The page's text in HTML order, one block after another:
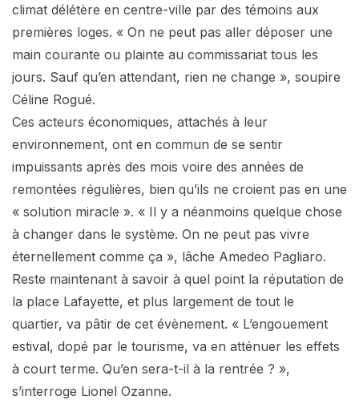
climat délétère en centre-ville par des témoins aux
premières loges. « On ne peut pas aller déposer une
main courante ou plainte au commissariat tous les
jours. Sauf qu’en attendant, rien ne change », soupire
Céline Rogué.
Ces acteurs économiques, attachés à leur
environnement, ont en commun de se sentir
impuissants après des mois voire des années de
remontées régulières, bien qu’ils ne croient pas en une
« solution miracle ». « Il y a néanmoins quelque chose
à changer dans le système. On ne peut pas vivre
éternellement comme ça », lâche Amedeo Pagliaro.
Reste maintenant à savoir à quel point la réputation de
la place Lafayette, et plus largement de tout le
quartier, va pâtir de cet évènement. « L’engouement
estival, dopé par le tourisme, va en atténuer les effets
à court terme. Qu’en sera-t-il à la rentrée ? »,
s’interroge Lionel Ozanne.